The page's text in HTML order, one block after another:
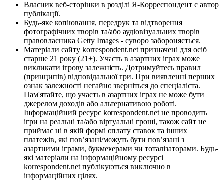
Власник веб-сторінки в розділі Я-Корреспондент є автор
публікації.
Будь-яке копіювання, передрук та відтворення
фотографічних творів та/або аудіовізуальних творів
правовласника Getty Images - суворо забороняється.
Матеріали сайту korrespondent.net призначені для осіб
старше 21 року (21+). Участь в азартних іграх може
викликати ігрову залежність. Дотримуйтесь правил
(принципів) відповідальної гри. При виявленні перших
ознак залежності негайно зверніться до спеціаліста.
Пам'ятайте, що участь в азартних іграх не може бути
джерелом доходів або альтернативою роботі.
Інформаційний ресурс korrespondent.net не проводить
ігри на реальні та/або віртуальні гроші, також сайт не
приймає ні в якій формі оплату ставок та інших
платежів, які пов’язані/можуть бути пов’язані з
азартними іграми, букмекерами чи тоталізаторами. Будь-
які матеріали на інформаційному ресурсі
korrespondent.net публікуються виключно в
інформаційних цілях.